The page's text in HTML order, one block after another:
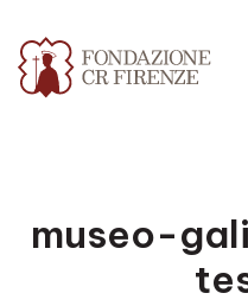
museo-